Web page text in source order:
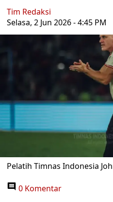
Tim Redaksi
Selasa, 2 Jun 2026 - 4:45 PM
Pelatih Timnas Indonesia
0 Komentar